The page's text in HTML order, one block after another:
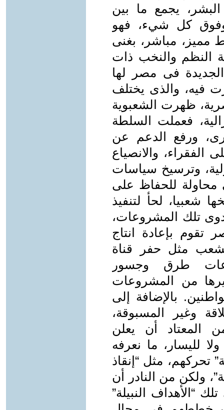
يجمع ما بين
وفوق كل شيء، فهو
مميز، مباشر، بغنى
النظم والنخب ذات
الجديدة فى مصر لها
فيه، والذى يختلف
ظهرت الشعبوية
فعملت السلطة
ورفع الدعم عن
الفقراء، والانصياع
وترسيخ سياسات
للحفاظ على
شعبيا، لحأ لتنفيذ
تلك المشروعات،
بإعادة انتاج
مثل حفر قناة
طرق وجسور
من المشروعات
بالإضافة إلى
وغير المسبوقة،
المعتاد أن يعلن
لليسار، ما نعرفه
تحركهم، مثل “إنقاذ
ولكن من النادر أن
“الأهداف النبيلة”